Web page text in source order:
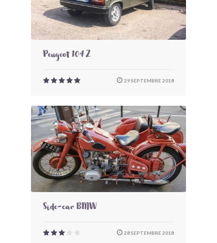
Peugeot 104 Z
29 SEPTEMBRE 2018
Side-car BMW
28 SEPTEMBRE 2018